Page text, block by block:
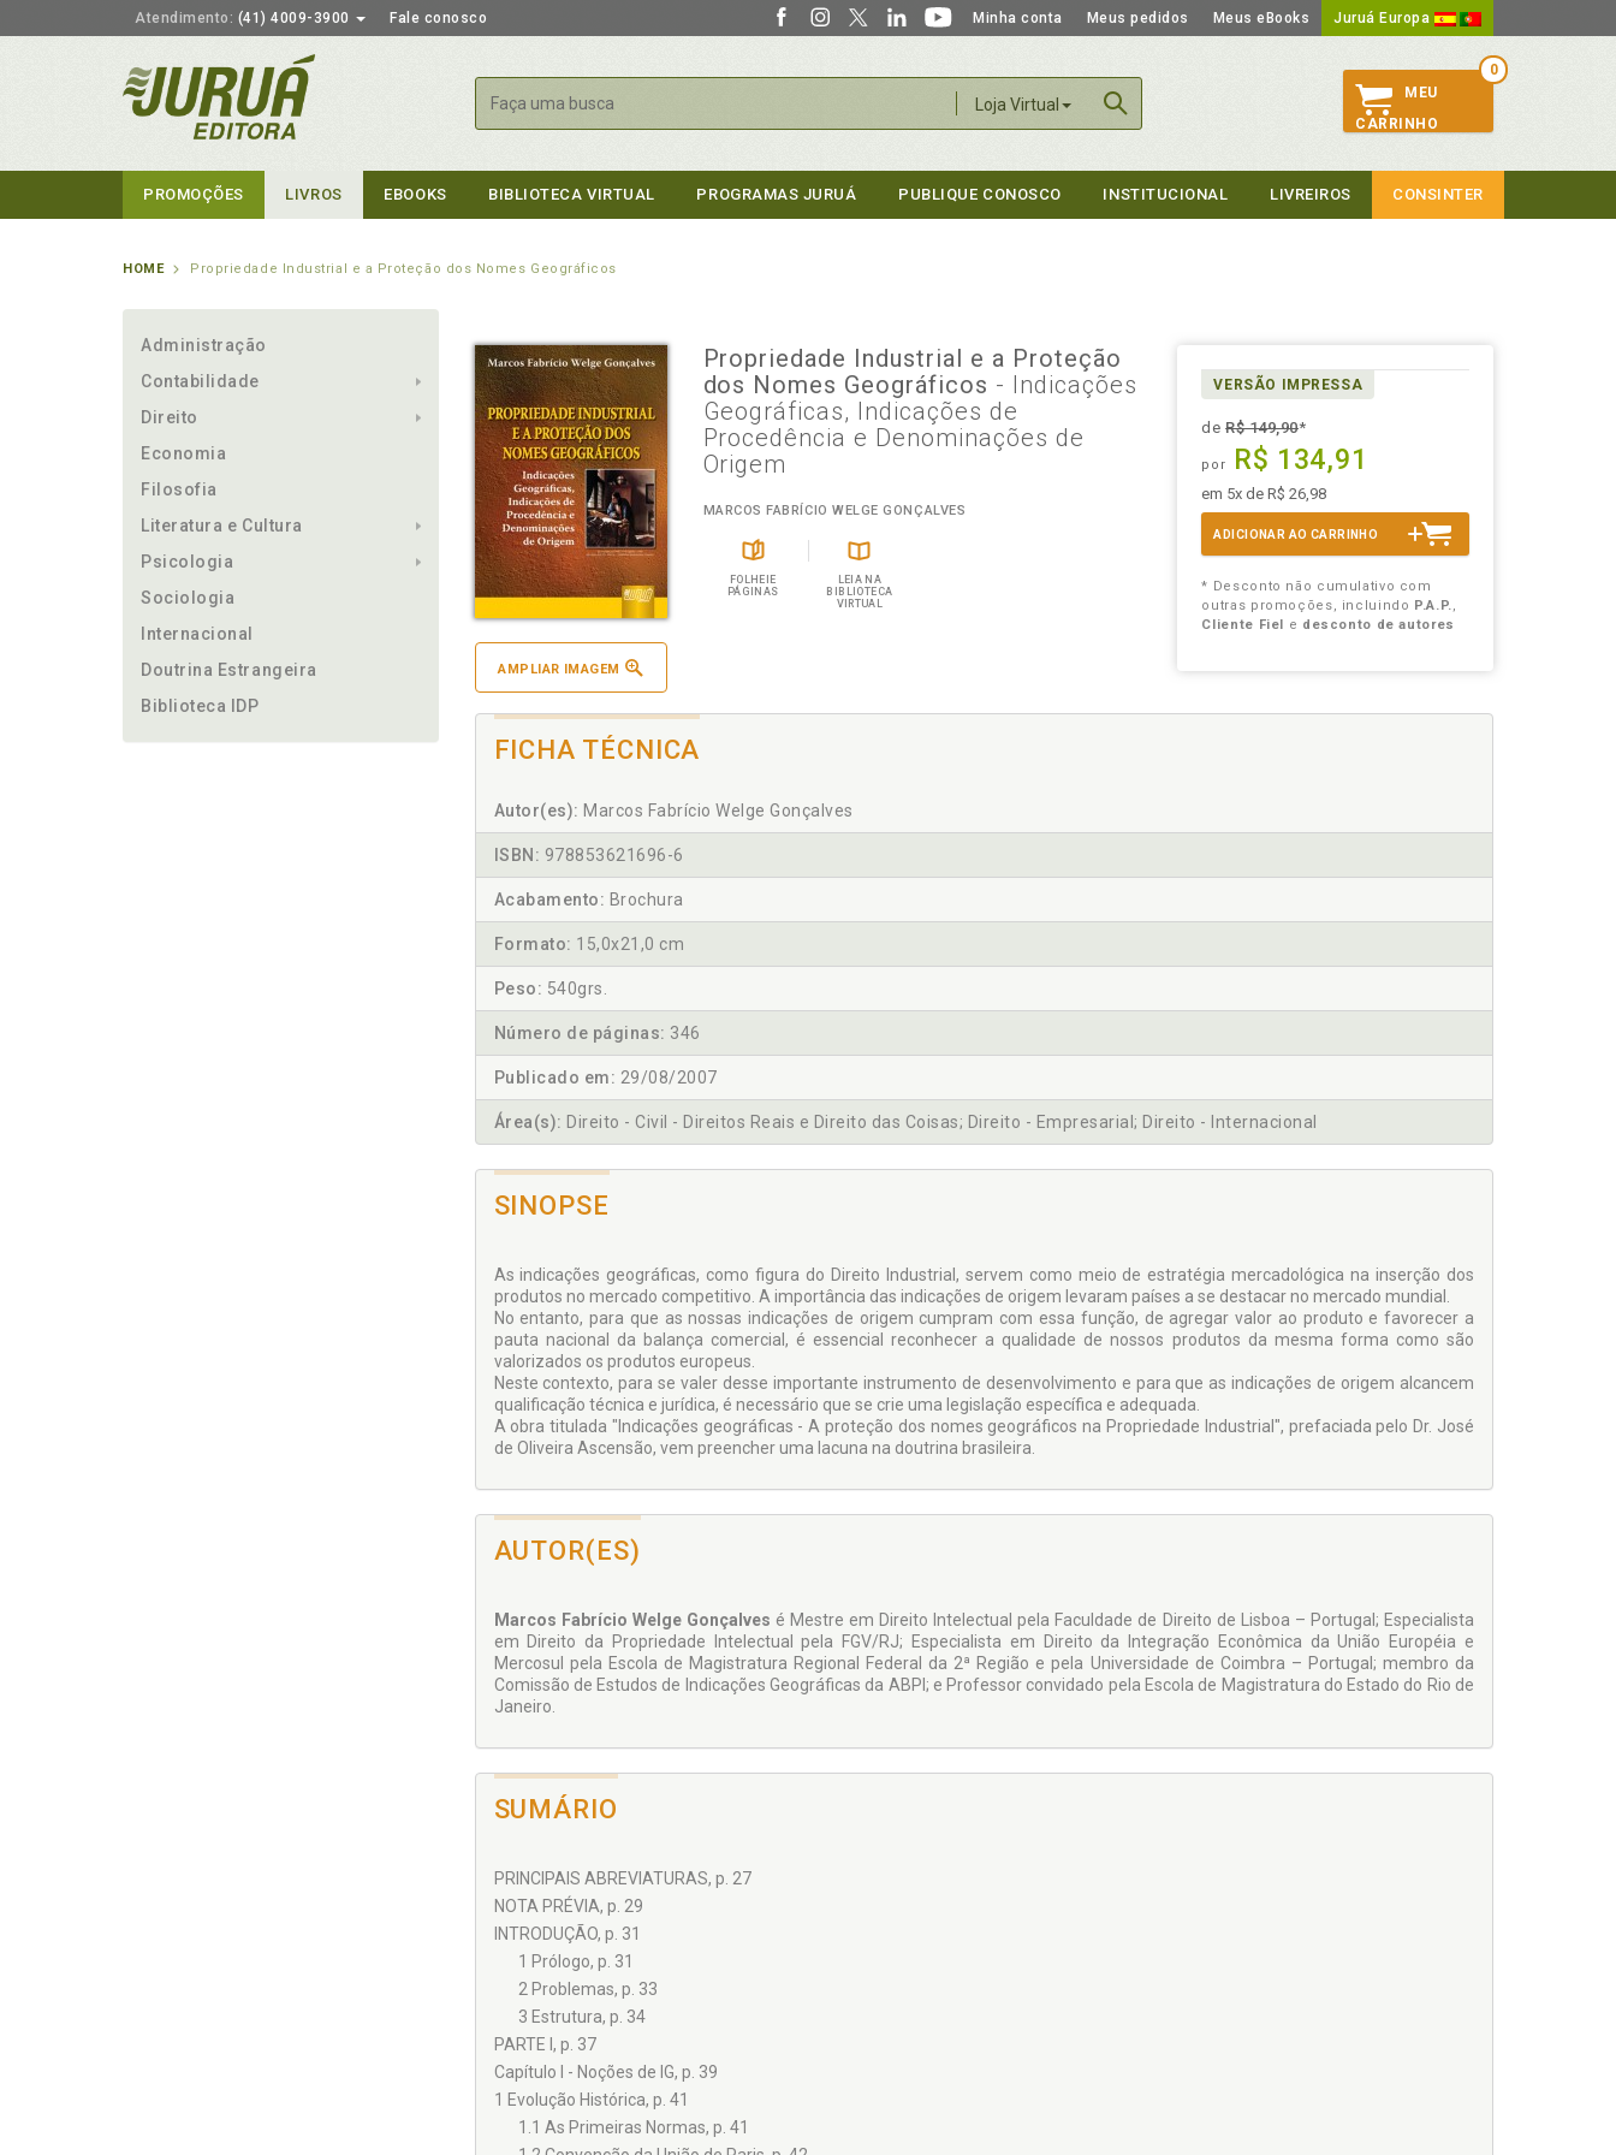
Atendimento: (41) 4009-3900 Fale conosco Minha conta Meus pedidos Meus eBooks Juruá Europa
Loja Virtual
Buscar
0
MEU
CARRINHO
PROMOÇÕES LIVROS EBOOKS BIBLIOTECA VIRTUAL PROGRAMAS JURUÁ PUBLIQUE CONOSCO INSTITUCIONAL LIVREIROS CONSINTER
HOME Propriedade Industrial e a Proteção dos Nomes Geográficos
Administração
Contabilidade
Direito
Economia
Filosofia
Literatura e Cultura
Psicologia
Sociologia
Internacional
Doutrina Estrangeira
Biblioteca IDP
AMPLIAR IMAGEM
Propriedade Industrial e a Proteção
dos Nomes Geográficos - Indicações
Geográficas, Indicações de
Procedência e Denominações de
Origem
MARCOS FABRÍCIO WELGE GONÇALVES
FOLHEIE
PÁGINAS
LEIA NA
BIBLIOTECA
VIRTUAL
VERSÃO IMPRESSA
deR$ 149,90*
por R$ 134,91
em 5x de R$ 26,98
ADICIONAR AO CARRINHO
* Desconto não cumulativo com
outras promoções, incluindo P.A.P.,
Cliente Fiel e desconto de autores
FICHA TÉCNICA
Autor(es): Marcos Fabrício Welge Gonçalves
ISBN: 978853621696-6
Acabamento: Brochura
Formato: 15,0x21,0 cm
Peso: 540grs.
Número de páginas: 346
Publicado em: 29/08/2007
Área(s): Direito - Civil - Direitos Reais e Direito das Coisas; Direito - Empresarial; Direito - Internacional
SINOPSE
As indicações geográficas, como figura do Direito Industrial, servem como meio de estratégia mercadológica na inserção dos
produtos no mercado competitivo. A importância das indicações de origem levaram países a se destacar no mercado mundial.
No entanto, para que as nossas indicações de origem cumpram com essa função, de agregar valor ao produto e favorecer a
pauta nacional da balança comercial, é essencial reconhecer a qualidade de nossos produtos da mesma forma como são
valorizados os produtos europeus.
Neste contexto, para se valer desse importante instrumento de desenvolvimento e para que as indicações de origem alcancem
qualificação técnica e jurídica, é necessário que se crie uma legislação específica e adequada.
A obra titulada "Indicações geográficas - A proteção dos nomes geográficos na Propriedade Industrial", prefaciada pelo Dr. José
de Oliveira Ascensão, vem preencher uma lacuna na doutrina brasileira.
AUTOR(ES)
Marcos Fabrício Welge Gonçalves é Mestre em Direito Intelectual pela Faculdade de Direito de Lisboa – Portugal; Especialista
em Direito da Propriedade Intelectual pela FGV/RJ; Especialista em Direito da Integração Econômica da União Européia e
Mercosul pela Escola de Magistratura Regional Federal da 2ª Região e pela Universidade de Coimbra – Portugal; membro da
Comissão de Estudos de Indicações Geográficas da ABPI; e Professor convidado pela Escola de Magistratura do Estado do Rio de
Janeiro.
SUMÁRIO
PRINCIPAIS ABREVIATURAS, p. 27
NOTA PRÉVIA, p. 29
INTRODUÇÃO, p. 31
1 Prólogo, p. 31
2 Problemas, p. 33
3 Estrutura, p. 34
PARTE I, p. 37
Capítulo I - Noções de IG, p. 39
1 Evolução Histórica, p. 41
1.1 As Primeiras Normas, p. 41